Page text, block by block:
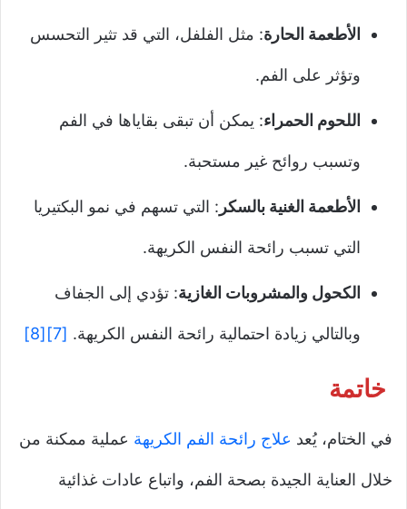
الأطعمة الحارة: مثل الفلفل، التي قد تثير التحسس
وتؤثر على الفم.
اللحوم الحمراء: يمكن أن تبقى بقاياها في الفم
وتسبب روائح غير مستحبة.
الأطعمة الغنية بالسكر : التي تسهم في نمو البكتيريا
التي تسبب رائحة النفس الكريهة.
الكحول والمشروبات الغازية: تؤدي إلى الجفاف
وبالتالي زيادة احتمالية رائحة النفس الكريهة. [7]
[8]
خاتمة
في الختام، يُعد علاج رائحة الفم الكريهة عملية ممكنة من
خلال العناية الجيدة بصحة الفم، واتباع عادات غذائية